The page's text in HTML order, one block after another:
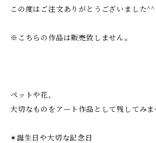
この度はご注文ありがとうございました^^
※こちらの作品は販売致しません。
ペットや花、
大切なものをアート作品として残してみま
✴︎誕生日や大切な記念日